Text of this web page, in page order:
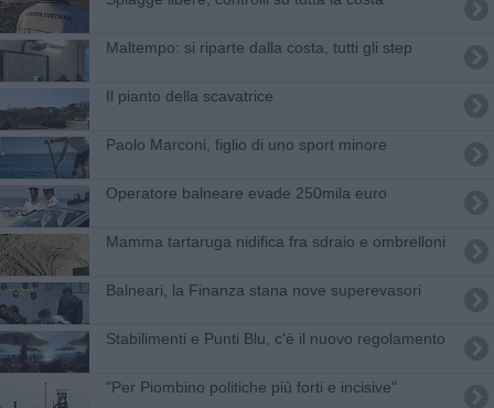
Maltempo: si riparte dalla costa, tutti gli step
Il pianto della scavatrice
Paolo Marconi, figlio di uno sport minore
Operatore balneare evade 250mila euro
Mamma tartaruga nidifica fra sdraio e ombrelloni
Balneari, la Finanza stana nove superevasori
Stabilimenti e Punti Blu, c'è il nuovo regolamento
"Per Piombino politiche più forti e incisive"